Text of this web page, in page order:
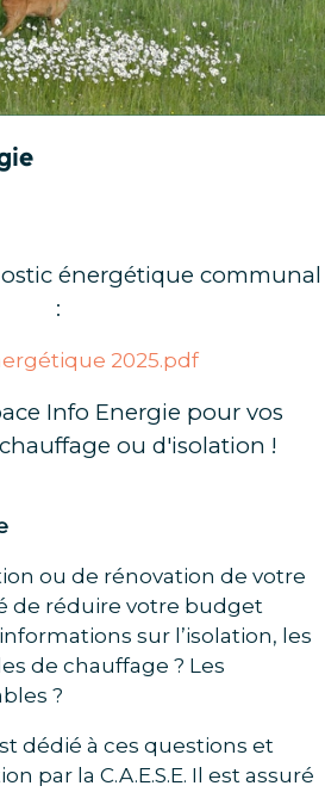
énergétique communal
:
2025.pdf
Info Energie pour vos
ou d'isolation !
ou de rénovation de votre
de réduire votre budget
sur l’isolation, les
de chauffage ? Les
?
dédié à ces questions et
par la C.A.E.S.E. Il est assuré